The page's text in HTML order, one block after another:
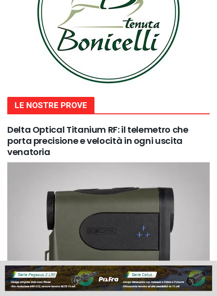
LE NOSTRE PROVE
Delta Optical Titanium RF: il telemetro che
porta precisione e velocità in ogni uscita
venatoria